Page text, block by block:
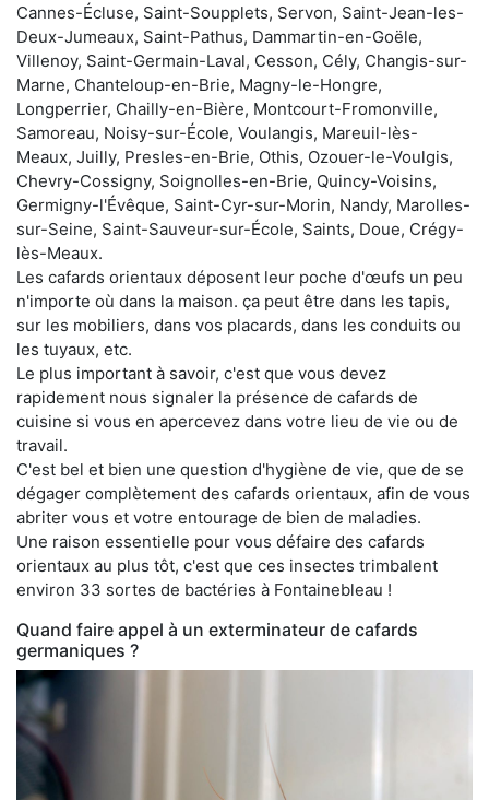
Cannes-Écluse, Saint-Soupplets, Servon, Saint-Jean-les-
Deux-Jumeaux, Saint-Pathus, Dammartin-en-Goële,
Villenoy, Saint-Germain-Laval, Cesson, Cély, Changis-sur-
Marne, Chanteloup-en-Brie, Magny-le-Hongre,
Longperrier, Chailly-en-Bière, Montcourt-Fromonville,
Samoreau, Noisy-sur-École, Voulangis, Mareuil-lès-
Meaux, Juilly, Presles-en-Brie, Othis, Ozouer-le-Voulgis,
Chevry-Cossigny, Soignolles-en-Brie, Quincy-Voisins,
Germigny-l'Évêque, Saint-Cyr-sur-Morin, Nandy, Marolles-
sur-Seine, Saint-Sauveur-sur-École, Saints, Doue, Crégy-
lès-Meaux.
Les cafards orientaux déposent leur poche d'œufs un peu
n'importe où dans la maison. ça peut être dans les tapis,
sur les mobiliers, dans vos placards, dans les conduits ou
les tuyaux, etc.
Le plus important à savoir, c'est que vous devez
rapidement nous signaler la présence de cafards de
cuisine si vous en apercevez dans votre lieu de vie ou de
travail.
C'est bel et bien une question d'hygiène de vie, que de se
dégager complètement des cafards orientaux, afin de vous
abriter vous et votre entourage de bien de maladies.
Une raison essentielle pour vous défaire des cafards
orientaux au plus tôt, c'est que ces insectes trimbalent
environ 33 sortes de bactéries à Fontainebleau !
Quand faire appel à un exterminateur de cafards
germaniques ?